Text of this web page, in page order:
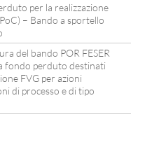
per la realizzazione
– Bando a sportello
del bando POR FESER
fondo perduto destinati
FVG per azioni
di processo e di tipo